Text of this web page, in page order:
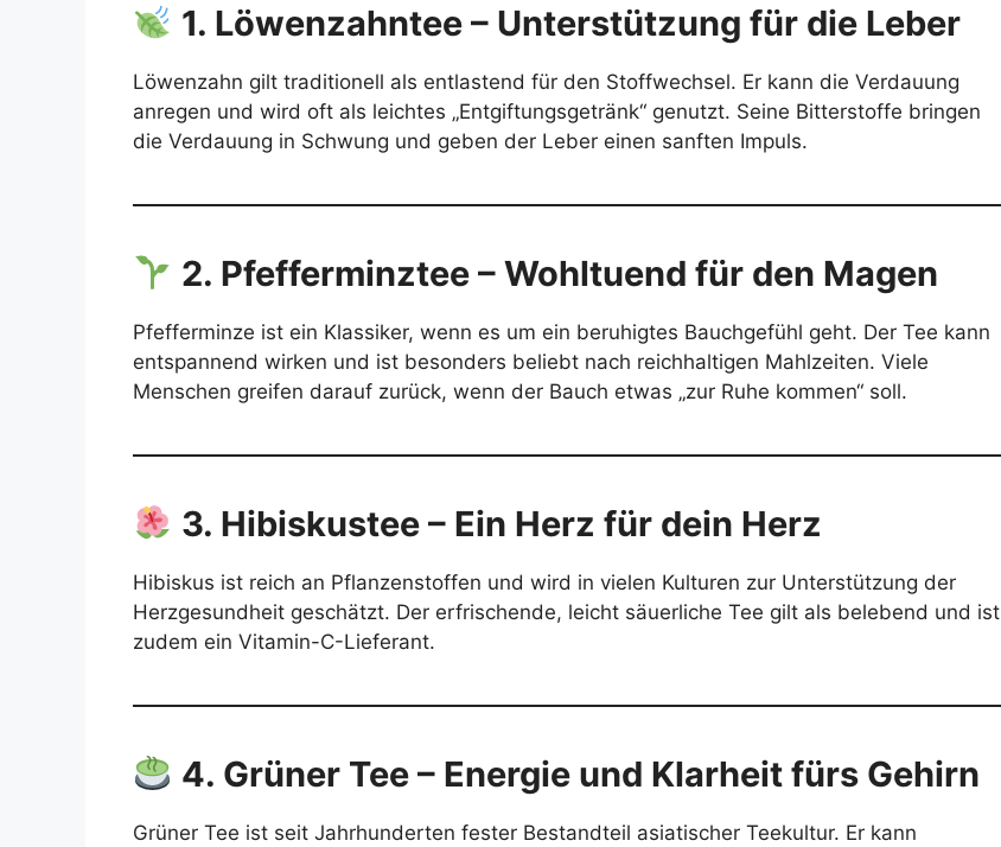
1. Löwenzahntee – Unterstützung für die Leber
Löwenzahn gilt traditionell als entlastend für den Stoffwechsel. Er kann die Verdauung
anregen und wird oft als leichtes „Entgiftungsgetränk“ genutzt. Seine Bitterstoffe bringen
die Verdauung in Schwung und geben der Leber einen sanften Impuls.
2. Pfefferminztee – Wohltuend für den Magen
Pfefferminze ist ein Klassiker, wenn es um ein beruhigtes Bauchgefühl geht. Der Tee kann
entspannend wirken und ist besonders beliebt nach reichhaltigen Mahlzeiten. Viele
Menschen greifen darauf zurück, wenn der Bauch etwas „zur Ruhe kommen“ soll.
3. Hibiskustee – Ein Herz für dein Herz
Hibiskus ist reich an Pflanzenstoffen und wird in vielen Kulturen zur Unterstützung der
Herzgesundheit geschätzt. Der erfrischende, leicht säuerliche Tee gilt als belebend und ist
zudem ein Vitamin-C-Lieferant.
4. Grüner Tee – Energie und Klarheit fürs Gehirn
Grüner Tee ist seit Jahrhunderten fester Bestandteil asiatischer Teekultur. Er kann